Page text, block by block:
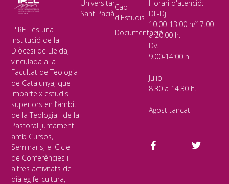
L'IREL és una
institució de la
Diòcesi de Lleida,
vinculada a la
Facultat de Teologia
de Catalunya, que
imparteix estudis
superiors en l’àmbit
de la Teologia i de la
Pastoral juntament
amb Cursos,
Seminaris, el Cicle
de Conferències i
altres activitats de
diàleg fe-cultura,
Cap
d'Estudis
Documentació
Universitari
Sant Pacià
Horari d'atenció:
Dl.-Dj.
10:00-13.00 h/17.00
a 20.00 h.
Dv.
9.00-14:00 h.
Juliol
8.30 a 14.30 h.
Agost tancat